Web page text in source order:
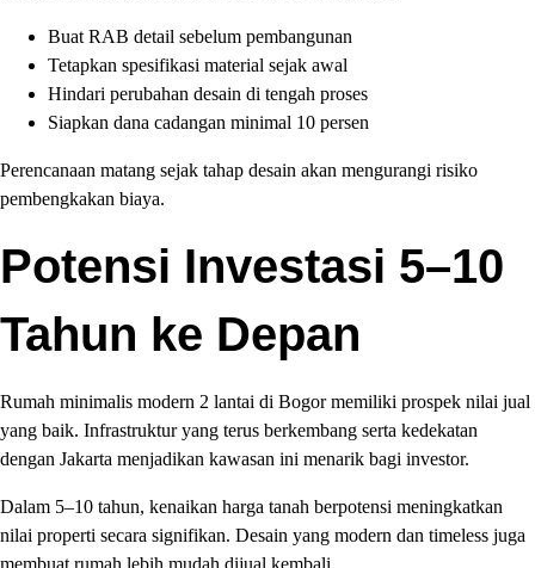
Buat RAB detail sebelum pembangunan
Tetapkan spesifikasi material sejak awal
Hindari perubahan desain di tengah proses
Siapkan dana cadangan minimal 10 persen
Perencanaan matang sejak tahap desain akan mengurangi risiko
pembengkakan biaya.
Potensi Investasi 5–10
Tahun ke Depan
Rumah minimalis modern 2 lantai di Bogor memiliki prospek nilai jual
yang baik. Infrastruktur yang terus berkembang serta kedekatan
dengan Jakarta menjadikan kawasan ini menarik bagi investor.
Dalam 5–10 tahun, kenaikan harga tanah berpotensi meningkatkan
nilai properti secara signifikan. Desain yang modern dan timeless juga
membuat rumah lebih mudah dijual kembali.